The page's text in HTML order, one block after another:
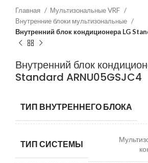
Главная
Мультизональные VRF
Внутренние блоки мультизональные
Внутренний блок кондиционера LG
Внутренний блок
Standard ARNU05GSJC4
ТИП ВНУТРЕННЕГО БЛОКА
ТИП СИСТЕМЫ